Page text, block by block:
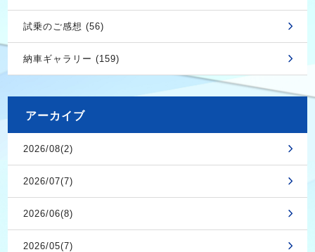
試乗のご感想 (56)
納車ギャラリー (159)
アーカイブ
2026/08(2)
2026/07(7)
2026/06(8)
2026/05(7)